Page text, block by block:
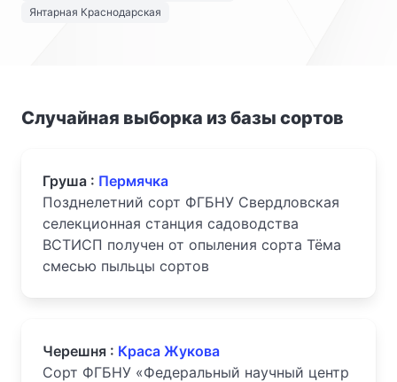
Янтарная Краснодарская
Случайная выборка из базы сортов
Груша : Пермячка
Позднелетний сорт ФГБНУ Свердловская
селекционная станция садоводства
ВСТИСП получен от опыления сорта Тёма
смесью пыльцы сортов
Черешня : Краса Жукова
Сорт ФГБНУ «Федеральный научный центр